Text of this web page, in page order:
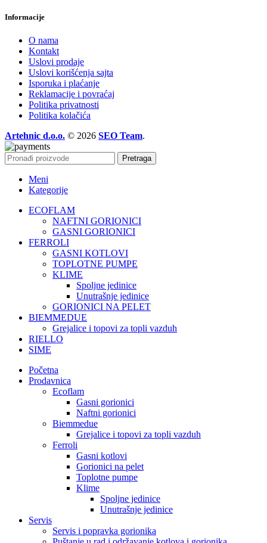
Informacije
O nama
Kontakt
Uslovi prodaje
Uslovi korišćenja sajta
Isporuka i plaćanje
Reklamacije i povraćaj
Politika privatnosti
Politika kolačića
Artehnic d.o.o. © 2026 SEO Team.
Pretraga
Meni
Kategorije
ECOFLAM
NAFTNI GORIONICI
GASNI GORIONICI
FERROLI
GASNI KOTLOVI
TOPLOTNE PUMPE
KLIME
Spoljne jedinice
Unutrašnje jedinice
GORIONICI NA PELET
BIEMMEDUE
Grejalice i topovi za topli vazduh
RIELLO
SIME
Početna
Prodavnica
Ecoflam
Gasni gorionici
Naftni gorionici
Biemmedue
Grejalice i topovi za topli vazduh
Ferroli
Gasni kotlovi
Gorionici na pelet
Toplotne pumpe
Klime
Spoljne jedinice
Unutrašnje jedinice
Servis
Servis i popravka gorionika